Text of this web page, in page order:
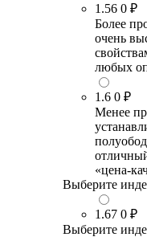
1.56 0 ₽
Более
очень
любых
1.6 0 ₽
Менее
«цена-
Выберите
1.67 0 ₽
Выберите